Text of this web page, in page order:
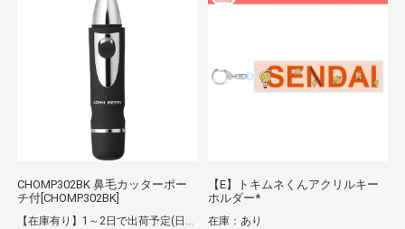
CHOMP302BK 鼻毛カッターポー
チ付[CHOMP302BK]
【在庫有り】1～2日で出荷予定(日付指定可)
【E】トキムネくんアクリルキー
ホルダー*
在庫：あり